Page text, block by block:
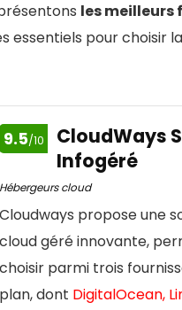
les meilleurs
essentiels pour choisir
9.5/10
CloudWays
Infogéré
Hébergeurs cloud
Cloudways propose une
cloud géré innovante,
choisir parmi trois
plan, dont DigitalOcean,